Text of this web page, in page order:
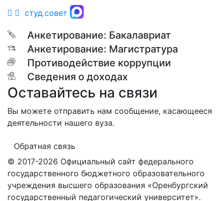
студ.совет
Анкетирование: Бакалавриат
Анкетирование: Магистратура
Противодействие коррупции
Сведения о доходах
Оставайтесь на связи
Вы можете отправить нам сообщение, касающееся
деятельности нашего вуза.
Обратная связь
© 2017-2026 Официальный сайт федерального
государственного бюджетного образовательного
учреждения высшего образования «Оренбургский
государственный педагогический университет».